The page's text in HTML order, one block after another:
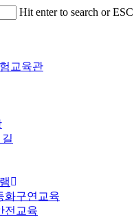
Hit enter to search or
교육관
화구연교육
전교육